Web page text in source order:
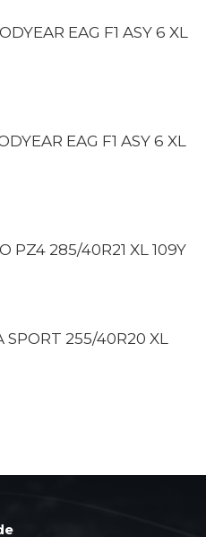
EAG F1 ASY 6 XL
EAG F1 ASY 6 XL
PZ4 285/40R21 XL 109Y
SPORT 255/40R20 XL